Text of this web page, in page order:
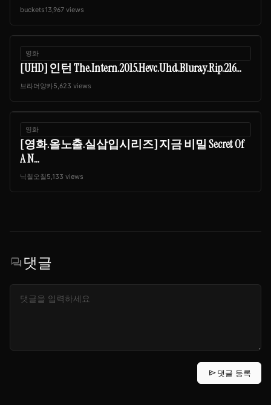
buckets13,967 views
영화
[UHD] 인턴 The.Intern.2015.Hevc.Uhd.Bluray.Rip.216...
브라더양카5,623 views
영화
[영화.올노출.실삽입시리즈] 지금 비밀 Secret Of
A N...
닉칠오칠 5,133 views
forum댓글
send댓글 등록